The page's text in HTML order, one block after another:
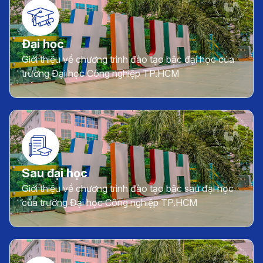
Đại học
Giới thiệu về chương trình đào tạo bậc đại học của
trường Đại học Công nghiệp TP.HCM
Sau đại học
Giới thiệu về chương trình đào tạo bậc sau đại học
của trường Đại học Công nghiệp TP.HCM